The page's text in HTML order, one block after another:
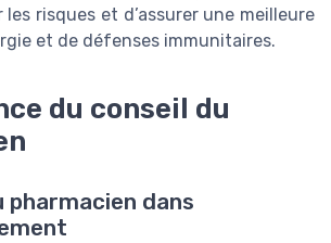
risques et d’assurer une meilleure
et de défenses immunitaires.
du conseil du
pharmacien dans